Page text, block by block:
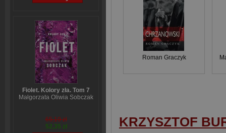
Fiolet. Kolory zła. Tom 7
Małgorzata Oliwia Sobczak
65,19 zł
52,35 zł
Roman Graczyk
KRZYSZTOF